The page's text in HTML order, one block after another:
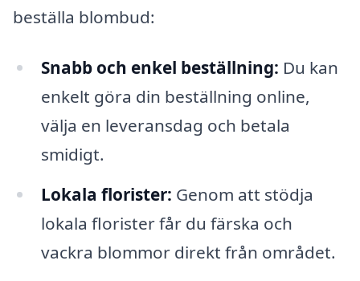
beställa blombud:
Snabb och enkel beställning: Du kan
enkelt göra din beställning online,
välja en leveransdag och betala
smidigt.
Lokala florister: Genom att stödja
lokala florister får du färska och
vackra blommor direkt från området.